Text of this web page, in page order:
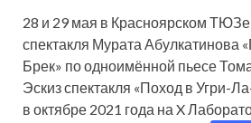
28 и 29 мая в Красноярском
спектакля Мурата Абулкатинова
Брек» по одноимённой пьесе
Эскиз спектакля «Поход в Угри-
в октябре 2021 года на X